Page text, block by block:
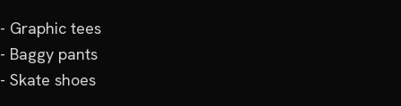
- Graphic tees
- Baggy pants
- Skate shoes